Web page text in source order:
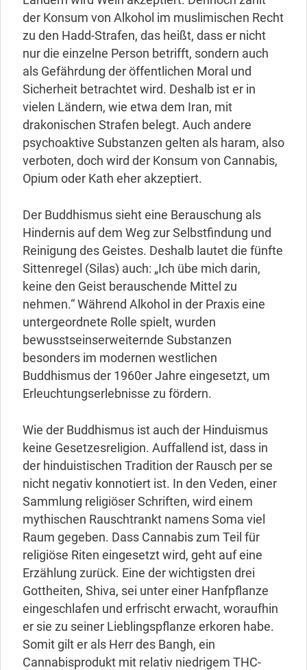
der Konsum von Alkohol im muslimischen Recht
zu den Hadd-Strafen, das heißt, dass er nicht
nur die einzelne Person betrifft, sondern auch
als Gefährdung der öffentlichen Moral und
Sicherheit betrachtet wird. Deshalb ist er in
vielen Ländern, wie etwa dem Iran, mit
drakonischen Strafen belegt. Auch andere
psychoaktive Substanzen gelten als haram, also
verboten, doch wird der Konsum von Cannabis,
Opium oder Kath eher akzeptiert.
Der Buddhismus sieht eine Berauschung als
Hindernis auf dem Weg zur Selbstfindung und
Reinigung des Geistes. Deshalb lautet die fünfte
Sittenregel (Silas) auch: „Ich übe mich darin,
keine den Geist berauschende Mittel zu
nehmen.“ Während Alkohol in der Praxis eine
untergeordnete Rolle spielt, wurden
bewusstseinserweiternde Substanzen
besonders im modernen westlichen
Buddhismus der 1960er Jahre eingesetzt, um
Erleuchtungserlebnisse zu fördern.
Wie der Buddhismus ist auch der Hinduismus
keine Gesetzesreligion. Auffallend ist, dass in
der hinduistischen Tradition der Rausch per se
nicht negativ konnotiert ist. In den Veden, einer
Sammlung religiöser Schriften, wird einem
mythischen Rauschtrankt namens Soma viel
Raum gegeben. Dass Cannabis zum Teil für
religiöse Riten eingesetzt wird, geht auf eine
Erzählung zurück. Eine der wichtigsten drei
Gottheiten, Shiva, sei unter einer Hanfpflanze
eingeschlafen und erfrischt erwacht, woraufhin
er sie zu seiner Lieblingspflanze erkoren habe.
Somit gilt er als Herr des Bangh, ein
Cannabisprodukt mit relativ niedrigem THC-